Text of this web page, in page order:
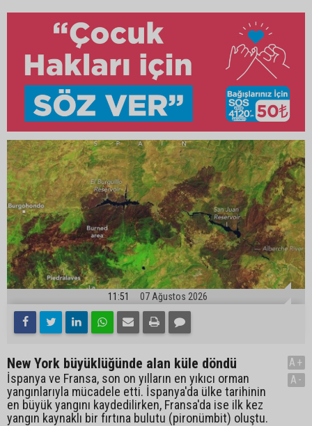
11:51 07 Ağustos 2026
New York büyüklüğünde alan küle döndü
İspanya ve Fransa, son on yılların en yıkıcı orman
yangınlarıyla mücadele etti. İspanya'da ülke tarihinin
en büyük yangını kaydedilirken, Fransa'da ise ilk kez
yangın kaynaklı bir fırtına bulutu (pironümbit) oluştu.
A+
A-